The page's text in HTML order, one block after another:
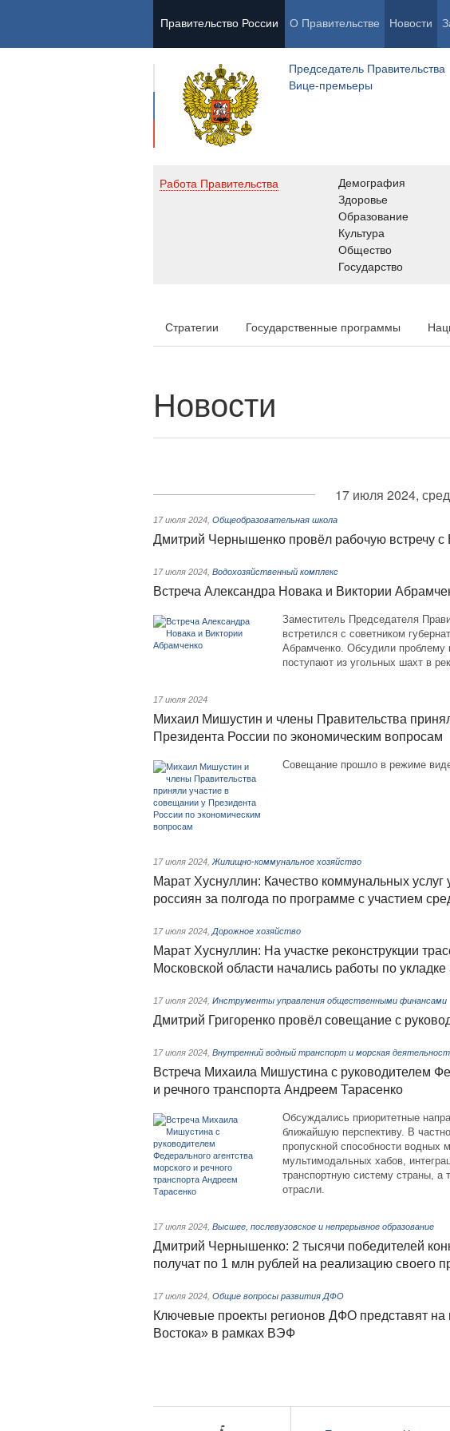
Правительство России О Правительстве Новости
Председатель Правительства
Вице-премьеры
Работа Правительства
Демография
Здоровье
Образование
Культура
Общество
Государство
Стратегии Государственные программы
Новости
17 июля 2024,
17 июля 2024 Общеобразовательная школа
Дмитрий Чернышенко провёл рабочую встречу с
17 июля 2024 Водохозяйственный комплекс
Встреча Александра Новака и Виктории
Заместитель Председателя
встретился с советником
Абрамченко. Обсудили проблему
поступают из угольных шахт в
17 июля 2024
Михаил Мишустин и члены Правительства
Президента России по экономическим вопросам
Совещание прошло в режиме
17 июля 2024 Жилищно-коммунальное хозяйство
Марат Хуснуллин: Качество коммунальных
россиян за полгода по программе с участием
17 июля 2024 Дорожное хозяйство
Марат Хуснуллин: На участке реконструкции
Московской области начались работы по
17 июля 2024 Инструменты управления общественными финансами
Дмитрий Григоренко провёл совещание с
17 июля 2024 Внутренний водный транспорт и морская
Встреча Михаила Мишустина с руководителем
и речного транспорта Андреем Тарасенко
Обсуждались приоритетные
ближайшую перспективу. В
пропускной способности водных
мультимодальных хабов,
транспортную систему страны, а
отрасли.
17 июля 2024 Высшее, послевузовское и непрерывное образование
Дмитрий Чернышенко: 2 тысячи победителей
получат по 1 млн рублей на реализацию своего
17 июля 2024 Общие вопросы развития ДФО
Ключевые проекты регионов ДФО представят на
Востока» в рамках ВЭФ